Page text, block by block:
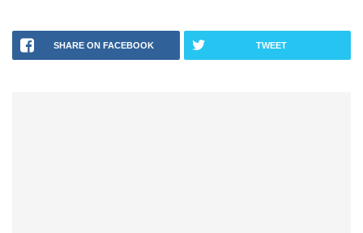
SHARE ON FACEBOOK TWEET